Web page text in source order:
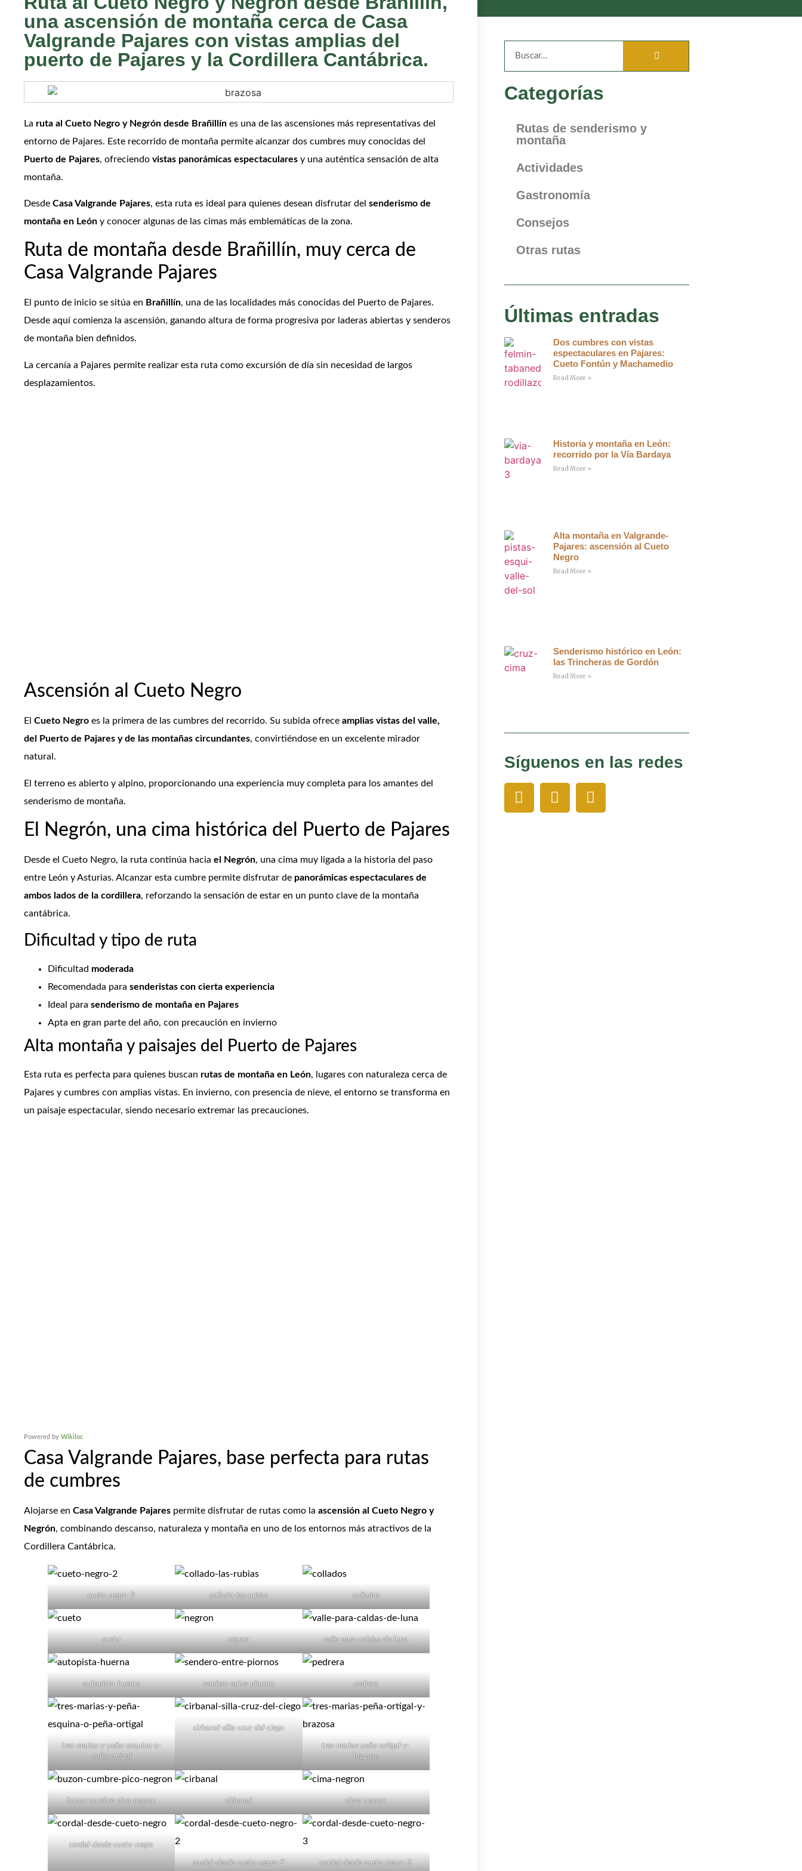
una ascensión de montaña cerca de Casa
Valgrande Pajares con vistas amplias del
puerto de Pajares y la Cordillera Cantábrica.
La ruta al Cueto Negro y Negrón desde Brañillín es una de las ascensiones más representativas del
entorno de Pajares. Este recorrido de montaña permite alcanzar dos cumbres muy conocidas del
Puerto de Pajares, ofreciendo vistas panorámicas espectaculares y una auténtica sensación de alta
montaña.
Desde Casa Valgrande Pajares, esta ruta es ideal para quienes desean disfrutar del senderismo de
montaña en León y conocer algunas de las cimas más emblemáticas de la zona.
Ruta de montaña desde Brañillín, muy cerca de
Casa Valgrande Pajares
El punto de inicio se sitúa en Brañillín, una de las localidades más conocidas del Puerto de Pajares.
Desde aquí comienza la ascensión, ganando altura de forma progresiva por laderas abiertas y senderos
de montaña bien definidos.
La cercanía a Pajares permite realizar esta ruta como excursión de día sin necesidad de largos
desplazamientos.
Ascensión al Cueto Negro
El Cueto Negro es la primera de las cumbres del recorrido. Su subida ofrece amplias vistas del valle,
del Puerto de Pajares y de las montañas circundantes, convirtiéndose en un excelente mirador
natural.
El terreno es abierto y alpino, proporcionando una experiencia muy completa para los amantes del
senderismo de montaña.
El Negrón, una cima histórica del Puerto de Pajares
Desde el Cueto Negro, la ruta continúa hacia el Negrón, una cima muy ligada a la historia del paso
entre León y Asturias. Alcanzar esta cumbre permite disfrutar de panorámicas espectaculares de
ambos lados de la cordillera, reforzando la sensación de estar en un punto clave de la montaña
cantábrica.
Dificultad y tipo de ruta
Dificultad moderada
Recomendada para senderistas con cierta experiencia
Ideal para senderismo de montaña en Pajares
Apta en gran parte del año, con precaución en invierno
Alta montaña y paisajes del Puerto de Pajares
Esta ruta es perfecta para quienes buscan rutas de montaña en León, lugares con naturaleza cerca de
Pajares y cumbres con amplias vistas. En invierno, con presencia de nieve, el entorno se transforma en
un paisaje espectacular, siendo necesario extremar las precauciones.
Powered by Wikiloc
Casa Valgrande Pajares, base perfecta para rutas
de cumbres
Alojarse en Casa Valgrande Pajares permite disfrutar de rutas como la ascensión al Cueto Negro y
Negrón, combinando descanso, naturaleza y montaña en uno de los entornos más atractivos de la
Cordillera Cantábrica.
cueto-negro-2 collado-las-rubias collados
cueto negron valle-para-caldas-de-luna
autopista-huerna sendero-entre-piornos pedrera
tres-marias-y-peña-esquina-o-
peña-ortigal
cirbanal-silla-cruz-del-ciego
tres-marias-peña-ortigal-y-
brazosa
buzon-cumbre-pico-negron cirbanal cima-negron
cordal-desde-cueto-negro
cordal-desde-cueto-negro-2 cordal-desde-cueto-negro-3
Categorías
Rutas de senderismo y
montaña
Actividades
Gastronomía
Consejos
Otras rutas
Últimas entradas
Dos cumbres con vistas
espectaculares en Pajares:
Cueto Fontún y Machamedio
Read More »
Historia y montaña en León:
recorrido por la Vía Bardaya
Read More »
Alta montaña en Valgrande-
Pajares: ascensión al Cueto
Negro
Read More »
Senderismo histórico en León:
las Trincheras de Gordón
Read More »
Síguenos en las redes